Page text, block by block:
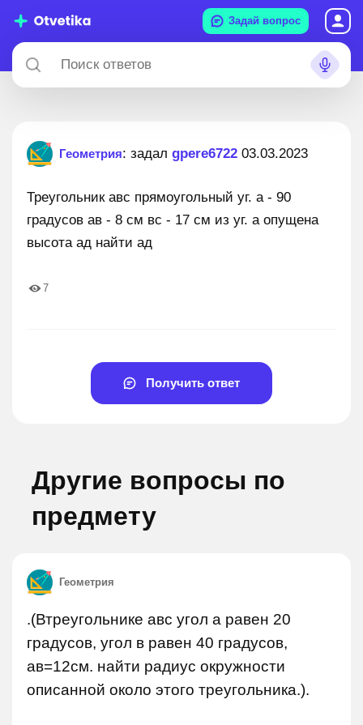
Задай вопрос
Геометрия: задал gpere6722 03.03.2023
Треугольник авс прямоугольный уг. а - 90
градусов ав - 8 см вс - 17 см из уг. а опущена
высота ад найти ад
7
Получить ответ
Другие вопросы по
предмету
Геометрия
.(Втреугольнике авс угол а равен 20
градусов, угол в равен 40 градусов,
ав=12см. найти радиус окружности
описанной около этого треугольника.).